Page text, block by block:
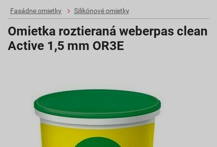
Fasádne omietky
Silikónové omietky
Omietka roztieraná weberpas clean
Active 1,5 mm OR3E